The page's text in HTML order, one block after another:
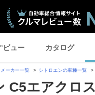
ビュー カタログ
メーカー一覧 シトロエンの車種一覧
C5エアクロ